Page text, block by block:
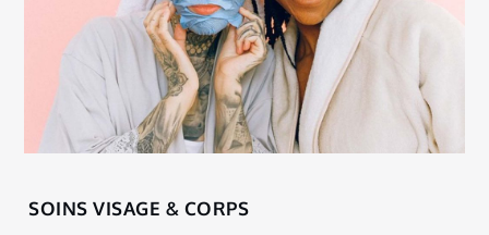
Home
SOINS VISAGE & CORPS